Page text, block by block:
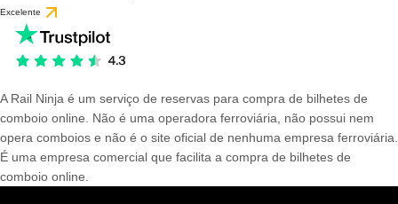
Excelente
A Rail Ninja é um serviço de reservas para compra de bilhetes de
comboio online. Não é uma operadora ferroviária, não possui nem
opera comboios e não é o site oficial de nenhuma empresa ferroviária.
É uma empresa comercial que facilita a compra de bilhetes de
comboio online.